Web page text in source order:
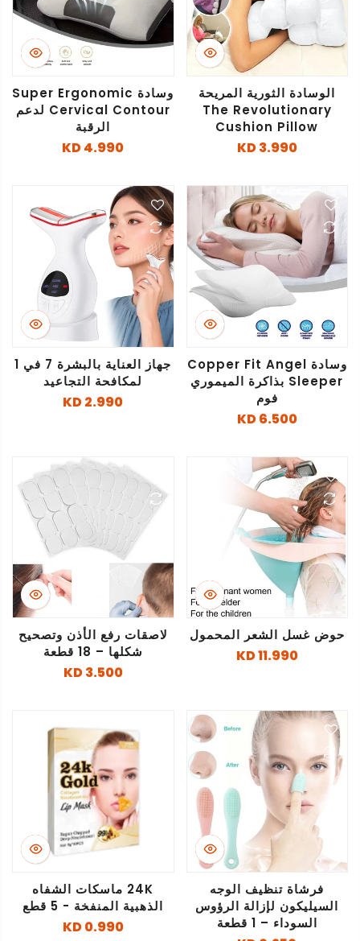
الوسادة الثورية المريحة
The Revolutionary
Cushion Pillow
3.990 KD
وسادة Super Ergonomic
Cervical Contour لدعم
الرقبة
4.990 KD
وسادة Copper Fit Angel
Sleeper بذاكرة الميموري
فوم
6.500 KD
جهاز العناية بالبشرة 7 في 1
لمكافحة التجاعيد
2.990 KD
حوض غسل الشعر المحمول
11.990 KD
لاصقات رفع الأذن وتصحيح
شكلها – 18 قطعة
3.500 KD
فرشاة تنظيف الوجه
السيليكون لإزالة الرؤوس
السوداء – 1 قطعة
24K ماسكات الشفاه
الذهبية المنفخة - 5 قطع
0.990 KD